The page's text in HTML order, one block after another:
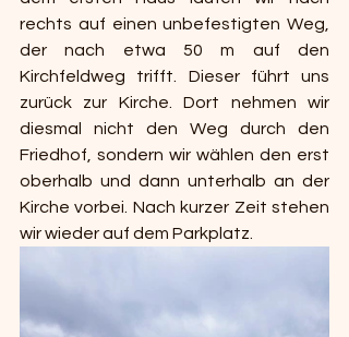
rechts auf einen unbefestigten Weg,
der nach etwa 50 m auf den
Kirchfeldweg trifft. Dieser führt uns
zurück zur Kirche. Dort nehmen wir
diesmal nicht den Weg durch den
Friedhof, sondern wir wählen den erst
oberhalb und dann unterhalb an der
Kirche vorbei. Nach kurzer Zeit stehen
wir wieder auf dem Parkplatz.